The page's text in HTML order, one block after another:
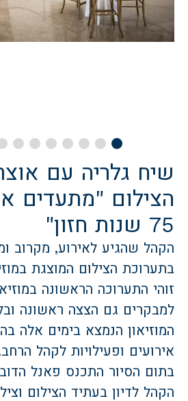
שיח גלריה עם
הצילום "מתעדים
75 שנות חזון"
הקהל שהגיע לאירוע, מקרוב
בתערוכת הצילום המוצגת
זוהי התערוכה הראשונה
למבקרים גם הצצה ראשונה
המוזיאון הנמצא בימים אלה
אירועים ופעילויות לקהל
בתום הסיור התכנס פאנל
הקהל לדיון בעתיד הצילום